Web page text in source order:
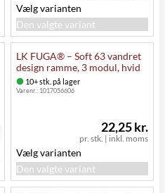
Vælg varianten
Den valgte variant
LK FUGA® – Soft 63 vandret
design ramme, 3 modul, hvid
10+ stk. på lager
Varenr.: 1017056606
pr. stk. | inkl. moms
22,25 kr.
Vælg varianten
Den valgte variant